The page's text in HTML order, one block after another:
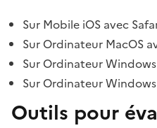
Sur Mobile iOS avec
Sur Ordinateur MacOS
Sur Ordinateur
Sur Ordinateur
Outils pour